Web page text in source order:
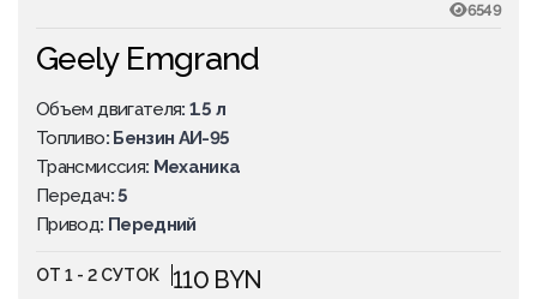
6549
Geely Emgrand
Объем двигателя: 1.5 л
Топливо: Бензин АИ-95
Трансмиссия: Механика
Передач: 5
Привод: Передний
ОТ 1 - 2 СУТОК 110 BYN